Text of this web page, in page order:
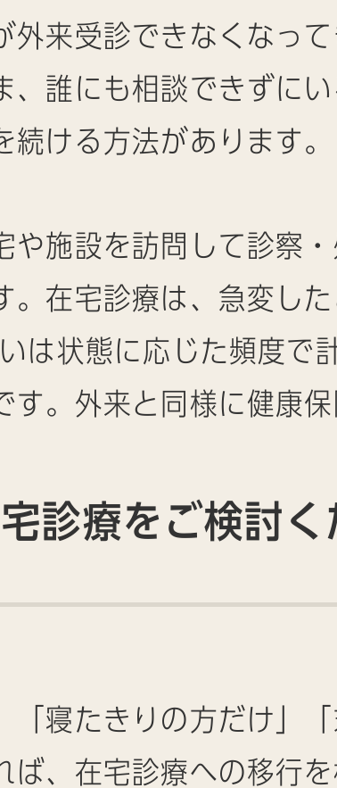
外来受診できなくなっ
、誰にも相談できずに
続ける方法があります。
や施設を訪問して診察
。在宅診療は、急変し
は状態に応じた頻度で
す。外来と同様に健康保
診療をご検討く
「寝たきりの方だけ」
ば、在宅診療への移行